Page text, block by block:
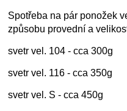
Spotřeba na pár ponožek
způsobu provední a
svetr vel. 104 - cca 300g
svetr vel. 116 - cca 350g
svetr vel. S - cca 450g